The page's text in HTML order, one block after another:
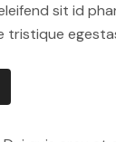
sit id
tristique